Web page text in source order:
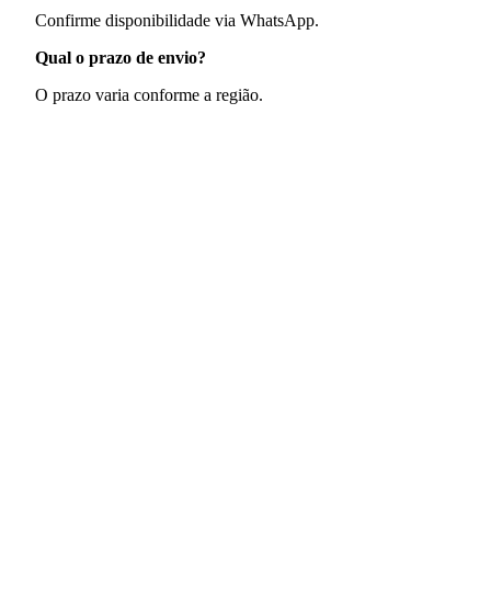
Confirme disponibilidade via WhatsApp.
Qual o prazo de envio?
O prazo varia conforme a região.